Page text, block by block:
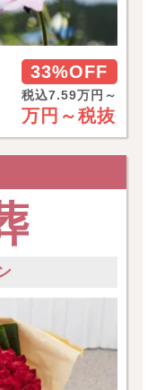
33%OFF
税込7.59万円～
万円～税抜